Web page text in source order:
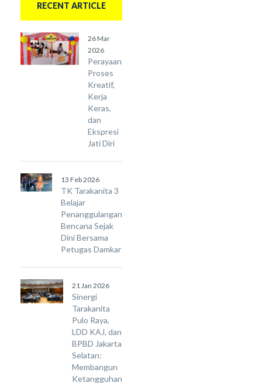
RECENT ARTICLE
26 Mar
2026
Perayaan
Proses
Kreatif,
Kerja
Keras,
dan
Ekspresi
Jati Diri
13 Feb 2026
TK Tarakanita 3
Belajar
Penanggulangan
Bencana Sejak
Dini Bersama
Petugas Damkar
21 Jan 2026
Sinergi
Tarakanita
Pulo Raya,
LDD KAJ, dan
BPBD Jakarta
Selatan:
Membangun
Ketangguhan